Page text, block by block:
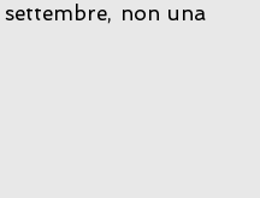
non una